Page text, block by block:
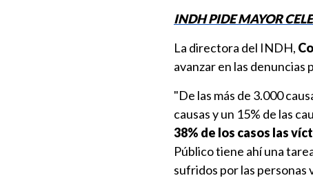
INDH PIDE MAYOR
La directora del INDH,
avanzar en las denuncias
"De las más de 3.000
causas y un 15% de las
38% de los casos las
Público tiene ahí una
sufridos por las personas